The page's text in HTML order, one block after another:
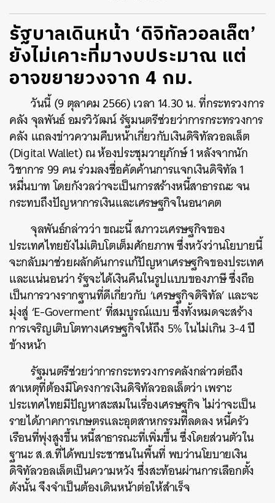
รัฐบาลเดินหน้า ‘ดิจิทัลวอลเล็ต’
ยังไม่เคาะที่มางบประมาณ แต่
อาจขยายวงจาก 4 กม.
วันนี้ (9 ตุลาคม 2566) เวลา 14.30 น. ที่กระทรวงการ
คลัง จุลพันธ์ อมรวิวัฒน์ รัฐมนตรีช่วยว่าการกระทรวงการ
คลัง แถลงข่าวความคืบหน้าเกี่ยวกับเงินดิจิทัลวอลเล็ต
(Digital Wallet) ณ ห้องประชุมวายุภักษ์ 1 หลังจากนัก
วิชาการ 99 คน ร่วมลงชื่อคัดค้านการแจกเงินดิจิทัล 1
หมื่นบาท โดยกังวลว่าจะเป็นการสร้างหนี้สาธารณะ จน
กระทบถึงปัญหาการเงินและเศรษฐกิจในอนาคต
จุลพันธ์กล่าวว่า ขณะนี้ สภาวะเศรษฐกิจของ
ประเทศไทยยังไม่เติบโตเต็มศักยภาพ ซึ่งหวังว่านโยบายนี้
จะกลับมาช่วยผลักดันการแก้ปัญหาเศรษฐกิจของประเทศ
และแน่นอนว่า รัฐจะได้เงินคืนในรูปแบบของภาษี ซึ่งถือ
เป็นการวางรากฐานที่ดีเกี่ยวกับ ‘เศรษฐกิจดิจิทัล’ และจะ
มุ่งสู่ ‘E-Goverment’ ที่สมบูรณ์แบบ ซึ่งทั้งหมดจะสร้าง
การเจริญเติบโตทางเศรษฐกิจให้ถึง 5% ในไม่เกิน 3-4 ปี
ข้างหน้า
รัฐมนตรีช่วยว่าการกระทรวงการคลังกล่าวต่อถึง
สาเหตุที่ต้องมีโครงการเงินดิจิทัลวอลเล็ตว่า เพราะ
ประเทศไทยมีปัญหาสะสมในเรื่องเศรษฐกิจ ไม่ว่าจะเป็น
รายได้ภาคการเกษตรและอุตสาหกรรมที่ลดลง หนี้ครัว
เรือนที่พุ่งสูงขึ้น หนี้สาธารณะที่เพิ่มขึ้น ซึ่งโดยส่วนตัวใน
ฐานะ ส.ส.ที่ได้พบประชาชนในพื้นที่ พบว่านโยบายเงิน
ดิจิทัลวอลเล็ตเป็นความหวัง ซึ่งสะท้อนผ่านการเลือกตั้ง
ดังนั้น จึงจำเป็นต้องเดินหน้าต่อให้สำเร็จ